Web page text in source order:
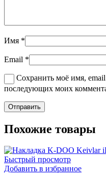
Имя *
Email *
Сохранить моё имя, email
последующих моих
Похожие товары
Быстрый просмотр
Добавить в избранное